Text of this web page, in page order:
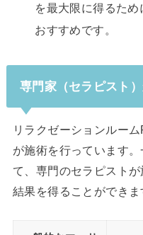
を最大限に得るた
おすすめです。
専門家（セラピスト
リラクゼーションルー
が施術を行っています
て、専門のセラピスト
結果を得ることができま